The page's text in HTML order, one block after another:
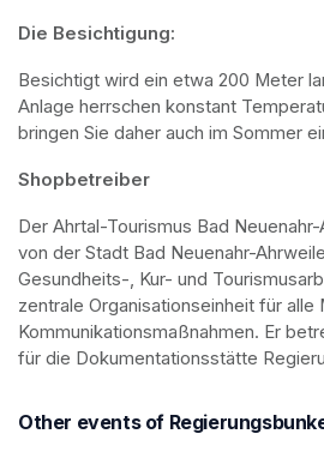
Die Besichtigung:
Besichtigt wird ein etwa 200 Meter
Anlage herrschen konstant
bringen Sie daher auch im Sommer
Shopbetreiber
Der Ahrtal-Tourismus Bad
von der Stadt Bad Neuenahr-
Gesundheits-, Kur- und
zentrale Organisationseinheit für alle
Kommunikationsmaßnahmen. Er
für die Dokumentationsstätte
Other events of